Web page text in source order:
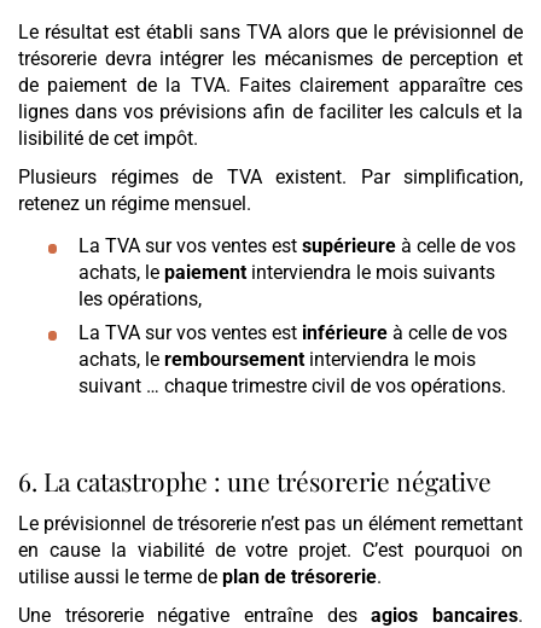
Le résultat est établi sans TVA alors que le prévisionnel de
trésorerie devra intégrer les mécanismes de perception et
de paiement de la TVA. Faites clairement apparaître ces
lignes dans vos prévisions afin de faciliter les calculs et la
lisibilité de cet impôt.
Plusieurs régimes de TVA existent. Par simplification,
retenez un régime mensuel.
La TVA sur vos ventes est supérieure à celle de vos
achats, le paiement interviendra le mois suivants
les opérations,
La TVA sur vos ventes est inférieure à celle de vos
achats, le remboursement interviendra le mois
suivant … chaque trimestre civil de vos opérations.
6. La catastrophe : une trésorerie négative
Le prévisionnel de trésorerie n’est pas un élément remettant
en cause la viabilité de votre projet. C’est pourquoi on
utilise aussi le terme de plan de trésorerie.
Une trésorerie négative entraîne desagios bancaires.